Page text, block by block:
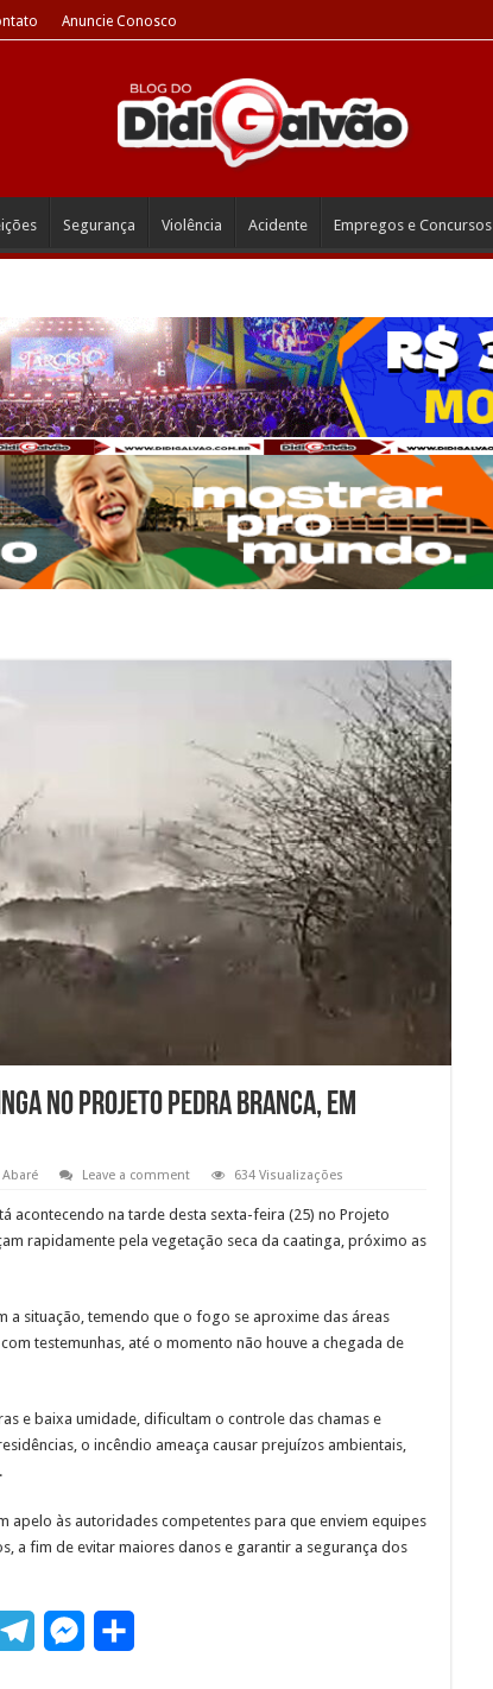
Anuncie Conosco
Segurança Violência Acidente Empregos e Concursos
no Projeto Pedra Branca, em
Abaré Leave a comment 634 Visualizações
acontecendo na tarde desta sexta-feira (25) no Projeto
rapidamente pela vegetação seca da caatinga, próximo as
situação, temendo que o fogo se aproxime das áreas
testemunhas, até o momento não houve a chegada de
e baixa umidade, dificultam o controle das chamas e
o incêndio ameaça causar prejuízos ambientais,
apelo às autoridades competentes para que enviem equipes
a fim de evitar maiores danos e garantir a segurança dos